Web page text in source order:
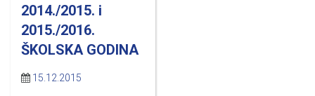
2014./2015. i
2015./2016.
ŠKOLSKA GODINA
15.12.2015